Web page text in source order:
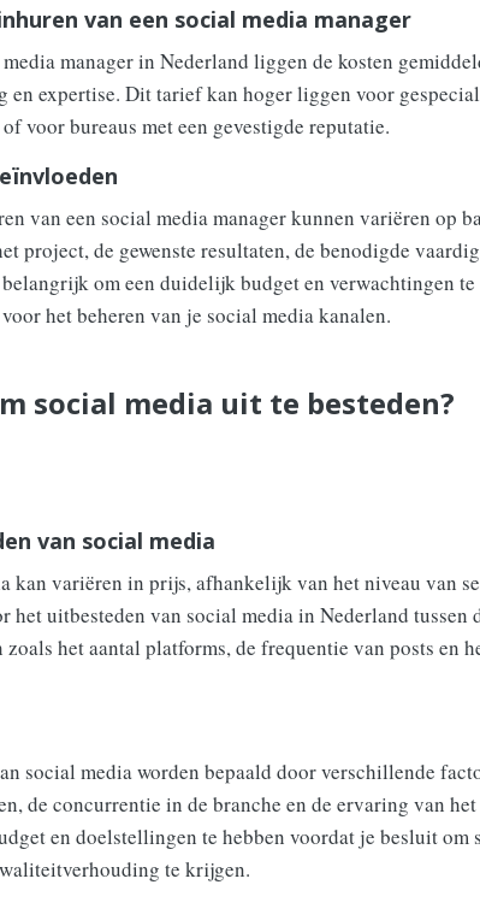
van een social media manager
manager in Nederland liggen de kosten
expertise. Dit tarief kan hoger liggen voor
voor bureaus met een gevestigde reputatie.
van een social media manager kunnen variëren op
project, de gewenste resultaten, de benodigde
om een duidelijk budget en verwachtingen
het beheren van je social media kanalen.
social media uit te besteden?
van social media
kan variëren in prijs, afhankelijk van het niveau van
het uitbesteden van social media in Nederland tussen
het aantal platforms, de frequentie van posts en
social media worden bepaald door verschillende
de concurrentie in de branche en de ervaring van
en doelstellingen te hebben voordat je besluit om
te krijgen.